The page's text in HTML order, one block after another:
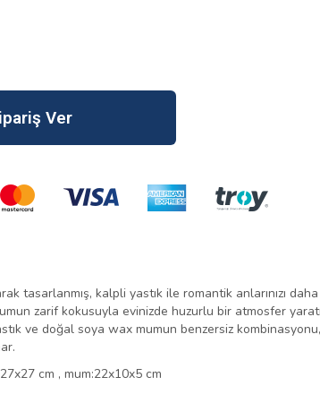
tasarlanmış, kalpli yastık ile romantik anlarınızı daha
zarif kokusuyla evinizde huzurlu bir atmosfer
ve doğal soya wax mumun benzersiz
cm , mum:22x10x5 cm